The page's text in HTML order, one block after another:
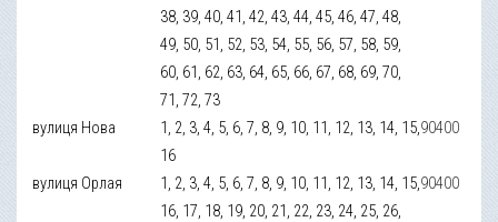
38, 39, 40, 41, 42, 43, 44, 45, 46, 47, 48,
49, 50, 51, 52, 53, 54, 55, 56, 57, 58, 59,
60, 61, 62, 63, 64, 65, 66, 67, 68, 69, 70,
71, 72, 73
вулиця Нова
1, 2, 3, 4, 5, 6, 7, 8, 9, 10, 11, 12, 13, 14, 15,
16
90400
вулиця Орлая
1, 2, 3, 4, 5, 6, 7, 8, 9, 10, 11, 12, 13, 14, 15,
16, 17, 18, 19, 20, 21, 22, 23, 24, 25, 26,
90400